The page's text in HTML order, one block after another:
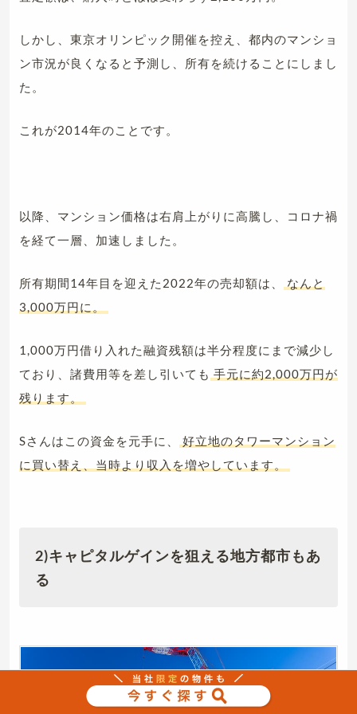
しかし、東京オリンピック開催を控え、都内のマンショ
ン市況が良くなると予測し、所有を続けることにしまし
た。
これが2014年のことです。
以降、マンション価格は右肩上がりに高騰し、コロナ禍
を経て一層、加速しました。
所有期間14年目を迎えた2022年の売却額は、
なんと
3,000万円に。
1,000万円借り入れた融資残額は半分程度にまで減少し
ており、諸費用等を差し引いても 手元に約2,000万円が
残ります。
Sさんはこの資金を元手に、
好立地のタワーマンション
に買い替え、当時より収入を増やしています。
2)キャピタルゲインを狙える地方都市もあ
る